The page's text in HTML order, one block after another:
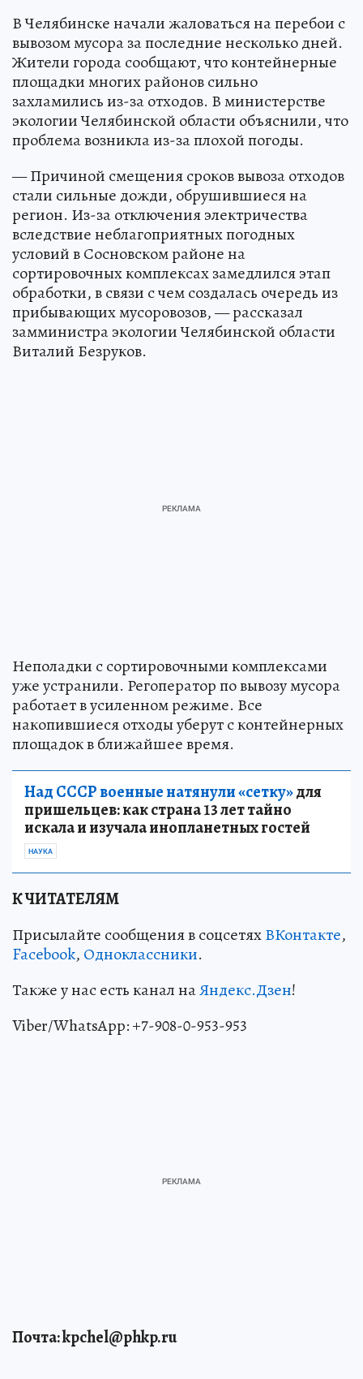
В Челябинске начали жаловаться на перебои с
вывозом мусора за последние несколько дней.
Жители города сообщают, что контейнерные
площадки многих районов сильно
захламились из-за отходов. В министерстве
экологии Челябинской области объяснили, что
проблема возникла из-за плохой погоды.
— Причиной смещения сроков вывоза отходов
стали сильные дожди, обрушившиеся на
регион. Из-за отключения электричества
вследствие неблагоприятных погодных
условий в Сосновском районе на
сортировочных комплексах замедлился этап
обработки, в связи с чем создалась очередь из
прибывающих мусоровозов, — рассказал
замминистра экологии Челябинской области
Виталий Безруков.
Неполадки с сортировочными комплексами
уже устранили. Регоператор по вывозу мусора
работает в усиленном режиме. Все
накопившиеся отходы уберут с контейнерных
площадок в ближайшее время.
Над СССР военные натянули «сетку»для
пришельцев: как страна 13 лет тайно
искала и изучала инопланетных гостей
НАУКА
К ЧИТАТЕЛЯМ
Присылайте сообщения в соцсетяхВКонтакте,
Facebook, Одноклассники.
Также у нас есть канал наЯндекс.Дзен!
Viber/WhatsApp: +7-908-0-953-953
Почта: kpchel@phkp.ru